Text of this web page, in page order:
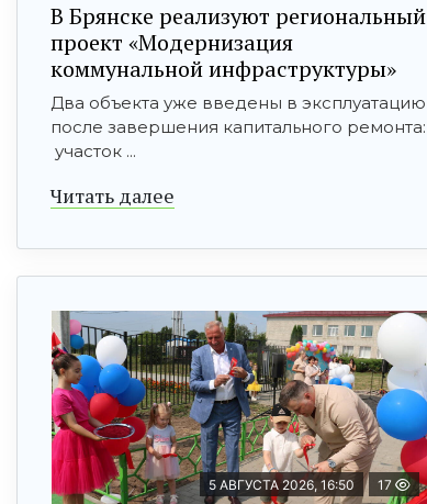
В Брянске реализуют региональный
проект «Модернизация
коммунальной инфраструктуры»
Два объекта уже введены в эксплуатацию
после завершения капитального ремонта:
участок ...
Читать далее
5 АВГУСТА 2026, 16:50 17